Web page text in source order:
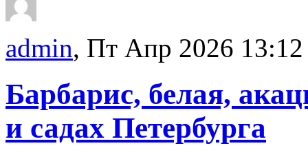
admin, Пт Апр 2026 13:12
Барбарис, белая,
и садах Петербурга